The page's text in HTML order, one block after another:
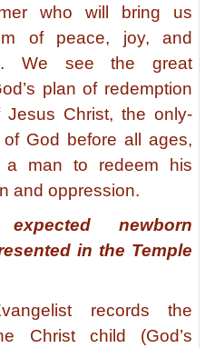
who will bring us
of peace, joy, and
We see the great
plan of redemption
Christ, the only-
of God before all ages,
a man to redeem his
and oppression.
newborn
in the Temple
records the
Christ child (God’s